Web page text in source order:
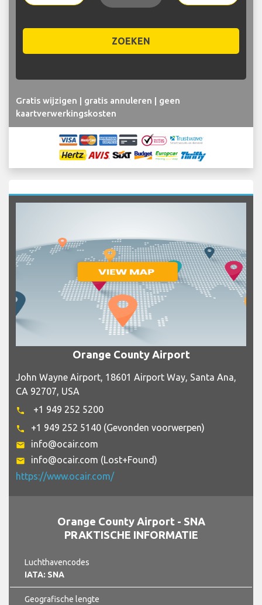
ZOEKEN
Gratis wijzigen | gratis annuleren | geen
kaartverwerkingskosten
Orange County Airport
John Wayne Airport, 18601 Airport Way, Santa Ana,
CA 92707, USA
phone +1 949 252 5200
phone +1 949 252 5140 (Gevonden voorwerpen)
email info@ocair.com
email
info@ocair.com (Lost+Found)
https://www.ocair.com/
Orange County Airport - SNA
PRAKTISCHE INFORMATIE
Luchthavencodes
IATA: SNA
Geografische lengte